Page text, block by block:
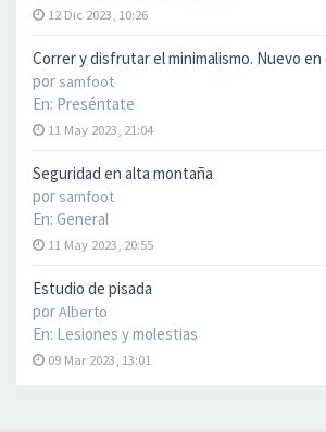
12 Dic 2023, 10:26
Correr y disfrutar el minimalismo. Nuevo en
por samfoot
En: Preséntate
11 May 2023, 21:04
Seguridad en alta montaña
por samfoot
En: General
11 May 2023, 20:55
Estudio de pisada
porAlberto
En: Lesiones y molestias
09 Mar 2023, 13:01